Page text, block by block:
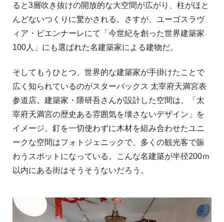
ると3層吹き抜けの開放的な大空間が広がり、柱がほと
んどないつくりに驚かされる。さすが、ユーゴスラヴ
ィア・ビエンナーレにて「今世紀を創った世界建築家
100人」にも選ばれた名建築家による建物だ。
そしてもうひとつ、世界的な建築家が手掛けたことで
広く知られているのがスターバックス 太宰府天満宮表
参道店。建築家・隈研吾さんが設計した空間は、「太
宰府天満宮の歴史ある雰囲気を壊さないデザイン」を
イメージ。釘を一切使わずに木材を組み合わせたユニ
ークな空間はフォトジェニックで、多くの観光客で賑
わうスポットになっている。こんな名建築が半径200ｍ
以内にある街はそうそうないだろう。